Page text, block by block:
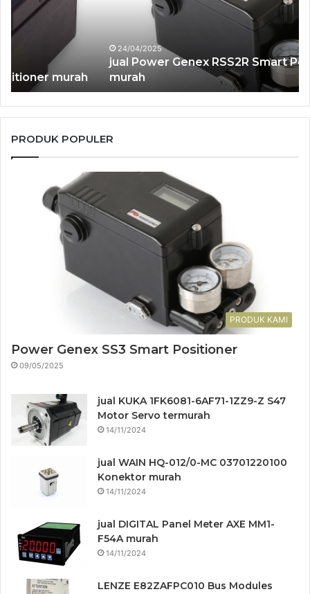
Smart
Positioner
murah
24/04/2025
jual Power Genex RSS2R Smart Positioner
murah
PRODUK POPULER
PRODUK KAMI
Power Genex SS3 Smart Positioner
09/05/2025
jual KUKA 1FK6081-6AF71-1ZZ9-Z S47
Motor Servo termurah
14/11/2024
jual WAIN HQ-012/0-MC 03701220100
Konektor murah
14/11/2024
jual DIGITAL Panel Meter AXE MM1-
F54A murah
14/11/2024
LENZE E82ZAFPC010 Bus Modules